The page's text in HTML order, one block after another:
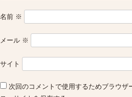
名前 ※
メール ※
サイト
次回のコメントで使用するためブラウザ